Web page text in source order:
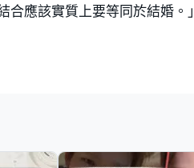
應該實質上要等同於結婚。」